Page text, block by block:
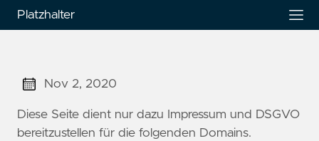
Platzhalter
Nov 2, 2020
Diese Seite dient nur dazu Impressum und DSGVO
bereitzustellen für die folgenden Domains.